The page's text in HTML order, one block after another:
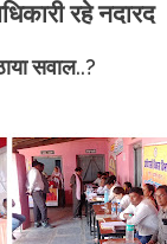
रहे नदारद
सवाल..?